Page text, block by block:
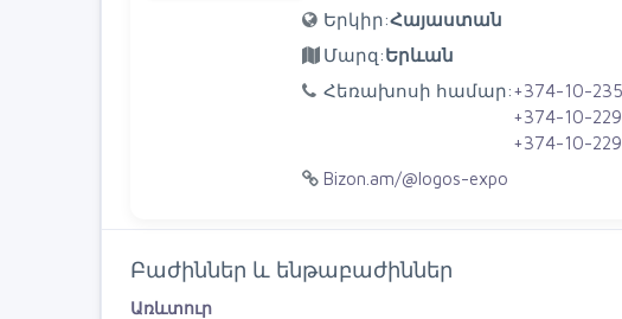
Երկիր:Հայաստան
Մարզ:Երևան
Հեռախոսի համար:+374-10-
+374-10-
+374-10-
Bizon.am/@logos-expo
Բաժիններ և ենթաբաժիններ
Առևտուր